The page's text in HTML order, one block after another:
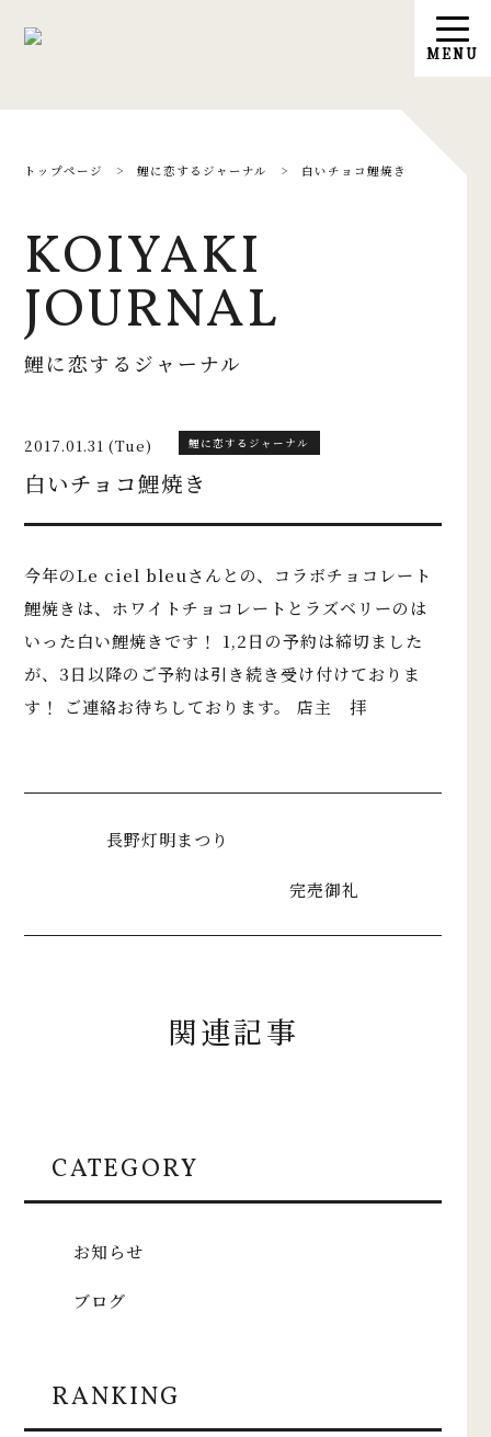
トップページ >鯉に恋するジャーナル > 白いチョコ鯉焼き
KOIYAKI
JOURNAL
鯉に恋するジャーナル
2017.01.31 (Tue) 鯉に恋するジャーナル
白いチョコ鯉焼き
今年のLe ciel bleuさんとの、コラボチョコレート
鯉焼きは、ホワイトチョコレートとラズベリーのは
いった白い鯉焼きです！ 1,2日の予約は締切ました
が、3日以降のご予約は引き続き受け付けておりま
す！ ご連絡お待ちしております。 店主 拝
長野灯明まつり
完売御礼
関連記事
CATEGORY
お知らせ
ブログ
RANKING